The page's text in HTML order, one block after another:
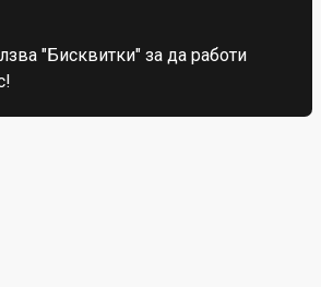
"Бисквитки" за да работи